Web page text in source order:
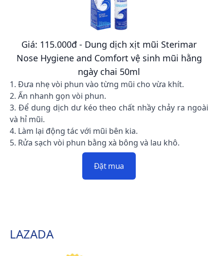
Giá: 115.000đ - Dung dịch xịt mũi Sterimar
Nose Hygiene and Comfort vệ sinh mũi hằng
ngày chai 50ml
1. Đưa nhẹ vòi phun vào từng mũi cho vừa khít.
2. Ấn nhanh gọn vòi phun.
3. Để dung dịch dư kéo theo chất nhầy chảy ra ngoài
và hỉ mũi.
4. Làm lại động tác với mũi bên kia.
5. Rửa sạch vòi phun bằng xà bông và lau khô.
Đặt mua
LAZADA